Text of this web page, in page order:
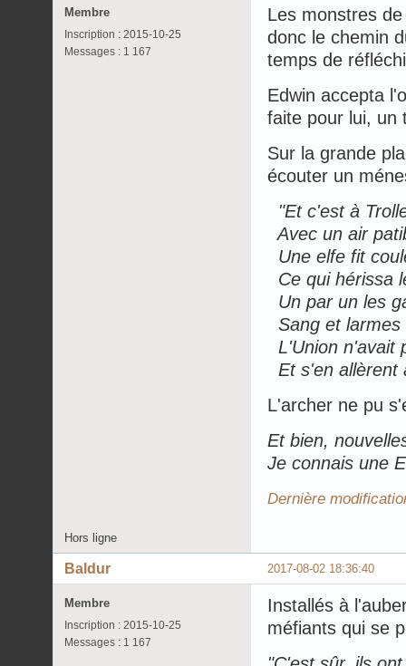
Membre
Inscription : 2015-10-25
Messages : 1 167
Les monstres
donc le chemin
temps de
Edwin accepta
faite pour lui, un
Sur la grande
écouter un
"Et c'est à
Avec un air
Une elfe fit
Ce qui hérissa
Un par un les
Sang et
L'Union n'avait
Et s'en allèrent
L'archer ne pu
Et bien,
Je connais une
Dernière
Hors ligne
2017-08-02 18:36:40
Baldur
Membre
Inscription : 2015-10-25
Messages : 1 167
Installés à
méfiants qui se